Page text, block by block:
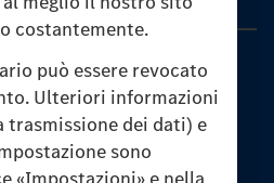
costantemente.
può essere revocato
Ulteriori informazioni
trasmissione dei dati) e
sono